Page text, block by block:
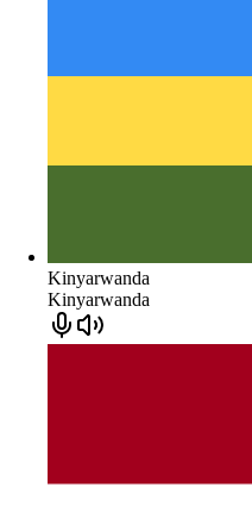
Kinyarwanda
Kinyarwanda